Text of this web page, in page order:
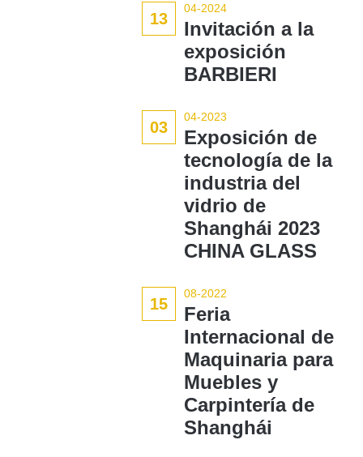
13
04-2024
Invitación a la
exposición
BARBIERI
03
04-2023
Exposición de
tecnología de la
industria del
vidrio de
Shanghái 2023
CHINA GLASS
15
08-2022
Feria
Internacional de
Maquinaria para
Muebles y
Carpintería de
Shanghái